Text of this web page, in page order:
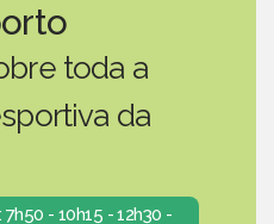
toda a
da
- 10h15 - 12h30 -